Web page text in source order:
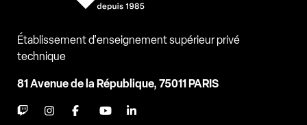
Établissement d'enseignement supérieur privé
technique
81 Avenue de la République, 75011 PARIS